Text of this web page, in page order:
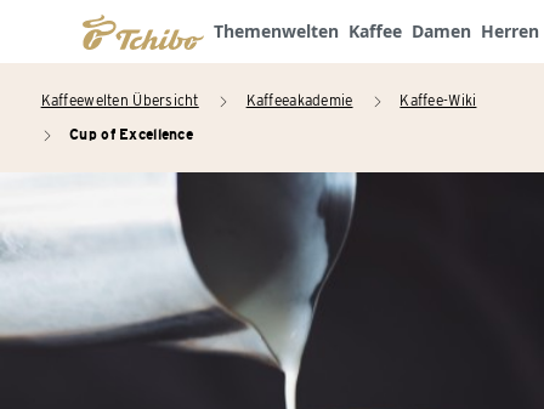
Themenwelten Kaffee Damen Herren
Kaffeewelten Übersicht arrow_right Kaffeeakademie arrow_right Kaffee-Wiki
arrow_right Cup of Excellence